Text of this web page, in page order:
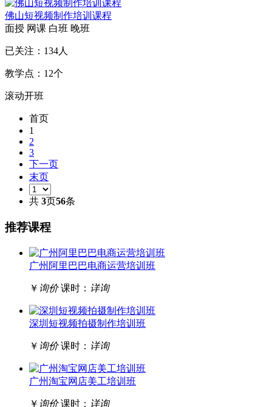
佛山短视频制作培训课程
面授 网课 白班 晚班
已关注： 134人
教学点： 12个
滚动开班
首页
1
2
3
下一页
末页
共 3页56条
推荐课程
广州阿里巴巴电商运营培训班
￥ 询价 课时： 详询
深圳短视频拍摄制作培训班
￥ 询价 课时： 详询
广州淘宝网店美工培训班
￥ 询价 课时： 详询